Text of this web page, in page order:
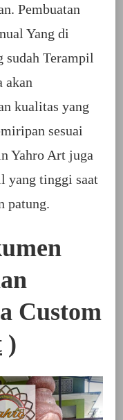
Pembuatan
Yang di
sudah Terampil
akan
kualitas yang
sesuai
Yahro Art juga
yang tinggi saat
patung.
Custom
)